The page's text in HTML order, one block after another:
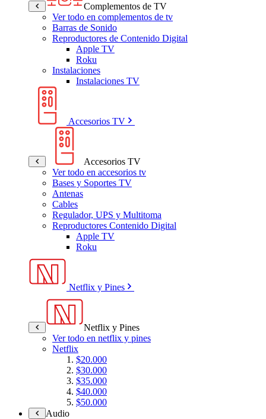
Complementos de TV
Ver todo en complementos de tv
Barras de Sonido
Reproductores de Contenido Digital
Apple TV
Roku
Instalaciones
Instalaciones TV
Accesorios TV
Accesorios TV
Ver todo en accesorios tv
Bases y Soportes TV
Antenas
Cables
Regulador, UPS y Multitoma
Reproductores Contenido Digital
Apple TV
Roku
Netflix y Pines
Netflix y Pines
Ver todo en netflix y pines
Netflix
$20.000
$30.000
$35.000
$40.000
$50.000
Audio